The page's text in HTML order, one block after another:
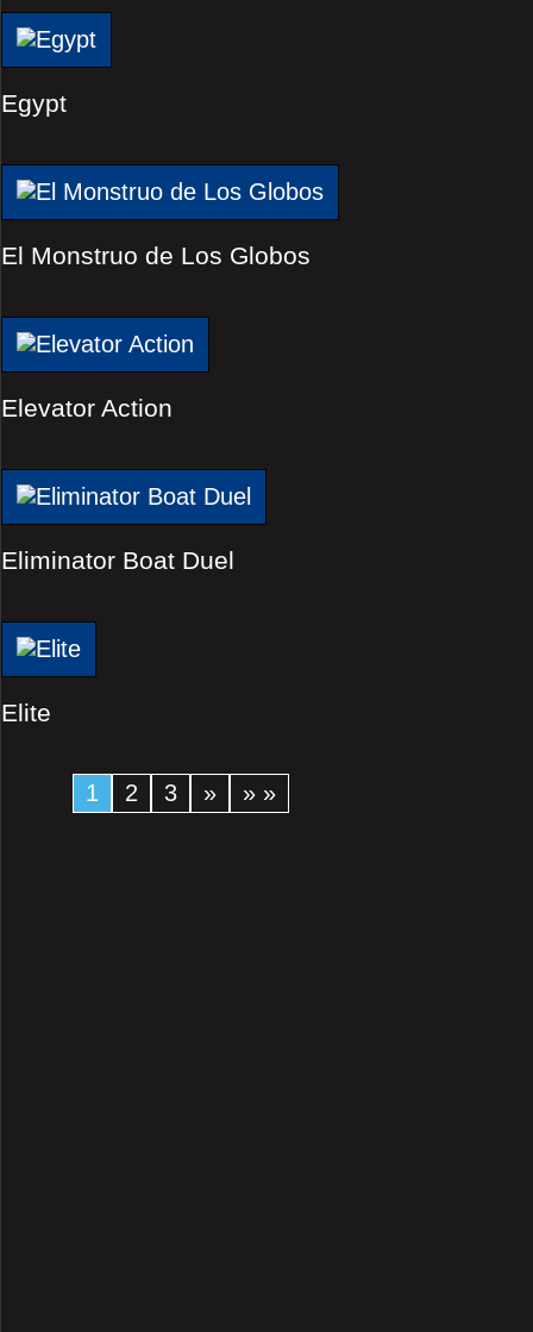
Egypt
El Monstruo de Los Globos
Elevator Action
Eliminator Boat Duel
Elite
1 2 3 » » »